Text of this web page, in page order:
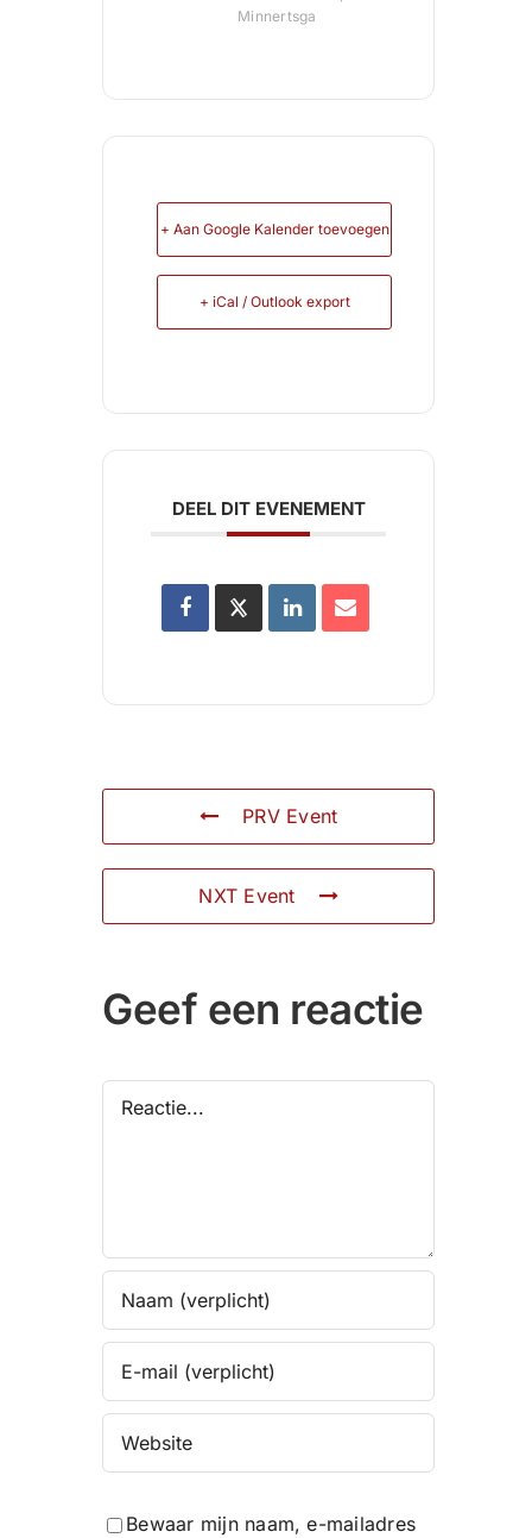
Minnertsga
+ Aan Google Kalender toevoegen
+ iCal / Outlook export
DEEL DIT EVENEMENT
PRV Event
NXT Event
Geef een reactie
Bewaar mijn naam, e-mailadres